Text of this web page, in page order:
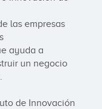
las empresas
ayuda a
un negocio
de Innovación